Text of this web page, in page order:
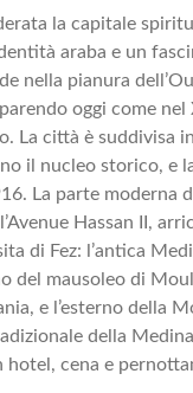
la capitale
araba e un
nella pianura
oggi come nel
La città è suddivisa
il nucleo storico, e
La parte moderna
Hassan II,
di Fez: l’antica
del mausoleo di
e l’esterno della
della
cena e